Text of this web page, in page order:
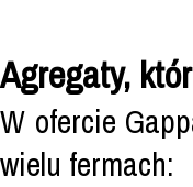
Agregaty,
W ofercie
wielu fermach: